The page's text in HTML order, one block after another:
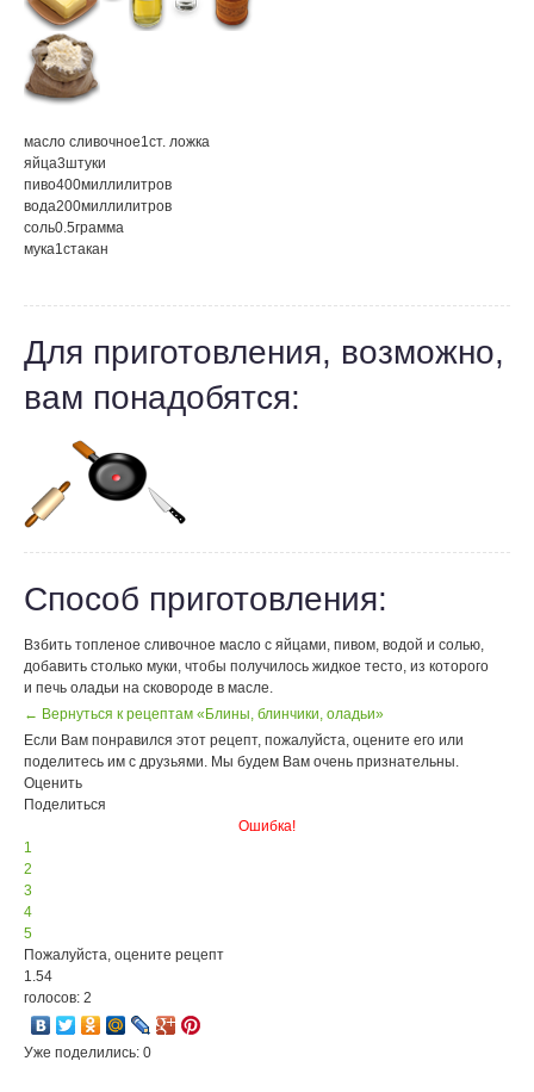
масло сливочное1ст. ложка
яйца3штуки
пиво400миллилитров
вода200миллилитров
соль0.5грамма
мука1стакан
Для приготовления, возможно,
вам понадобятся:
Способ приготовления:
Взбить топленое сливочное масло с яйцами, пивом, водой и солью,
добавить столько муки, чтобы получилось жидкое тесто, из которого
и печь оладьи на сковороде в масле.
← Вернуться к рецептам «Блины, блинчики, оладьи»
Если Вам понравился этот рецепт, пожалуйста, оцените его или
поделитесь им с друзьями. Мы будем Вам очень признательны.
Оценить
Поделиться
Ошибка!
1
2
3
4
5
Пожалуйста, оцените рецепт
1.54
голосов: 2
Уже поделились: 0